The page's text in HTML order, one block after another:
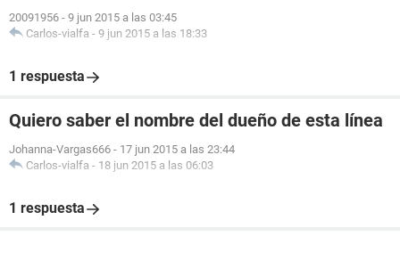
20091956 - 9 jun 2015 a las 03:45
Carlos-vialfa - 9 jun 2015 a las 18:33
1 respuesta
Quiero saber el nombre del dueño de esta línea
Johanna-Vargas666 - 17 jun 2015 a las 23:44
Carlos-vialfa - 18 jun 2015 a las 06:03
1 respuesta